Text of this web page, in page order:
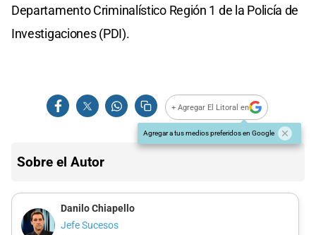
Departamento Criminalístico Región 1 de la Policía de
Investigaciones (PDI).
+ Agregar El Litoral en
Agregar a tus medios preferidos en Google
Sobre el Autor
Danilo Chiapello
Jefe Sucesos